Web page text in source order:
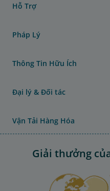
Hỗ Trợ
Pháp Lý
Thông Tin Hữu Ích
Đại lý & Đối tác
Vận Tải Hàng Hóa
Giải thưởng